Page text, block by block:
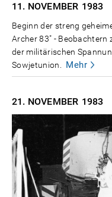
11. NOVEMBER 1983
Beginn der streng
Archer 83" -
der militärischen
Sowjetunion.
Mehr
21. NOVEMBER 1983